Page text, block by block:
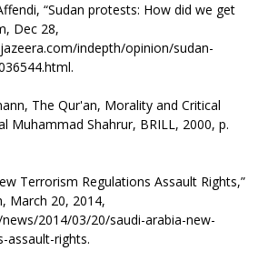
“Sudan protests: How did we get
Dec 28,
indepth/opinion/sudan-
The Qur'an, Morality and Critical
Muhammad Shahrur, BRILL, 2000, p.
Terrorism Regulations Assault Rights,”
March 20, 2014,
2014/03/20/saudi-arabia-new-
assault-rights.